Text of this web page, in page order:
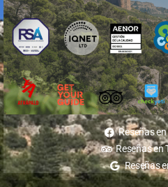
Reseñas
Reseñas en
Reseñas